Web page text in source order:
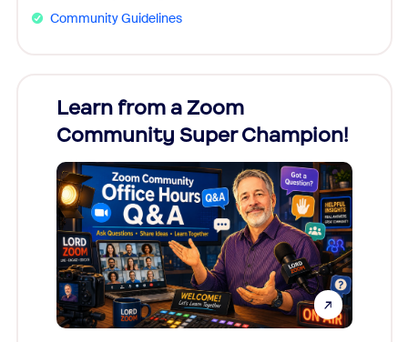
Community Guidelines
Learn from a Zoom
Community Super Champion!